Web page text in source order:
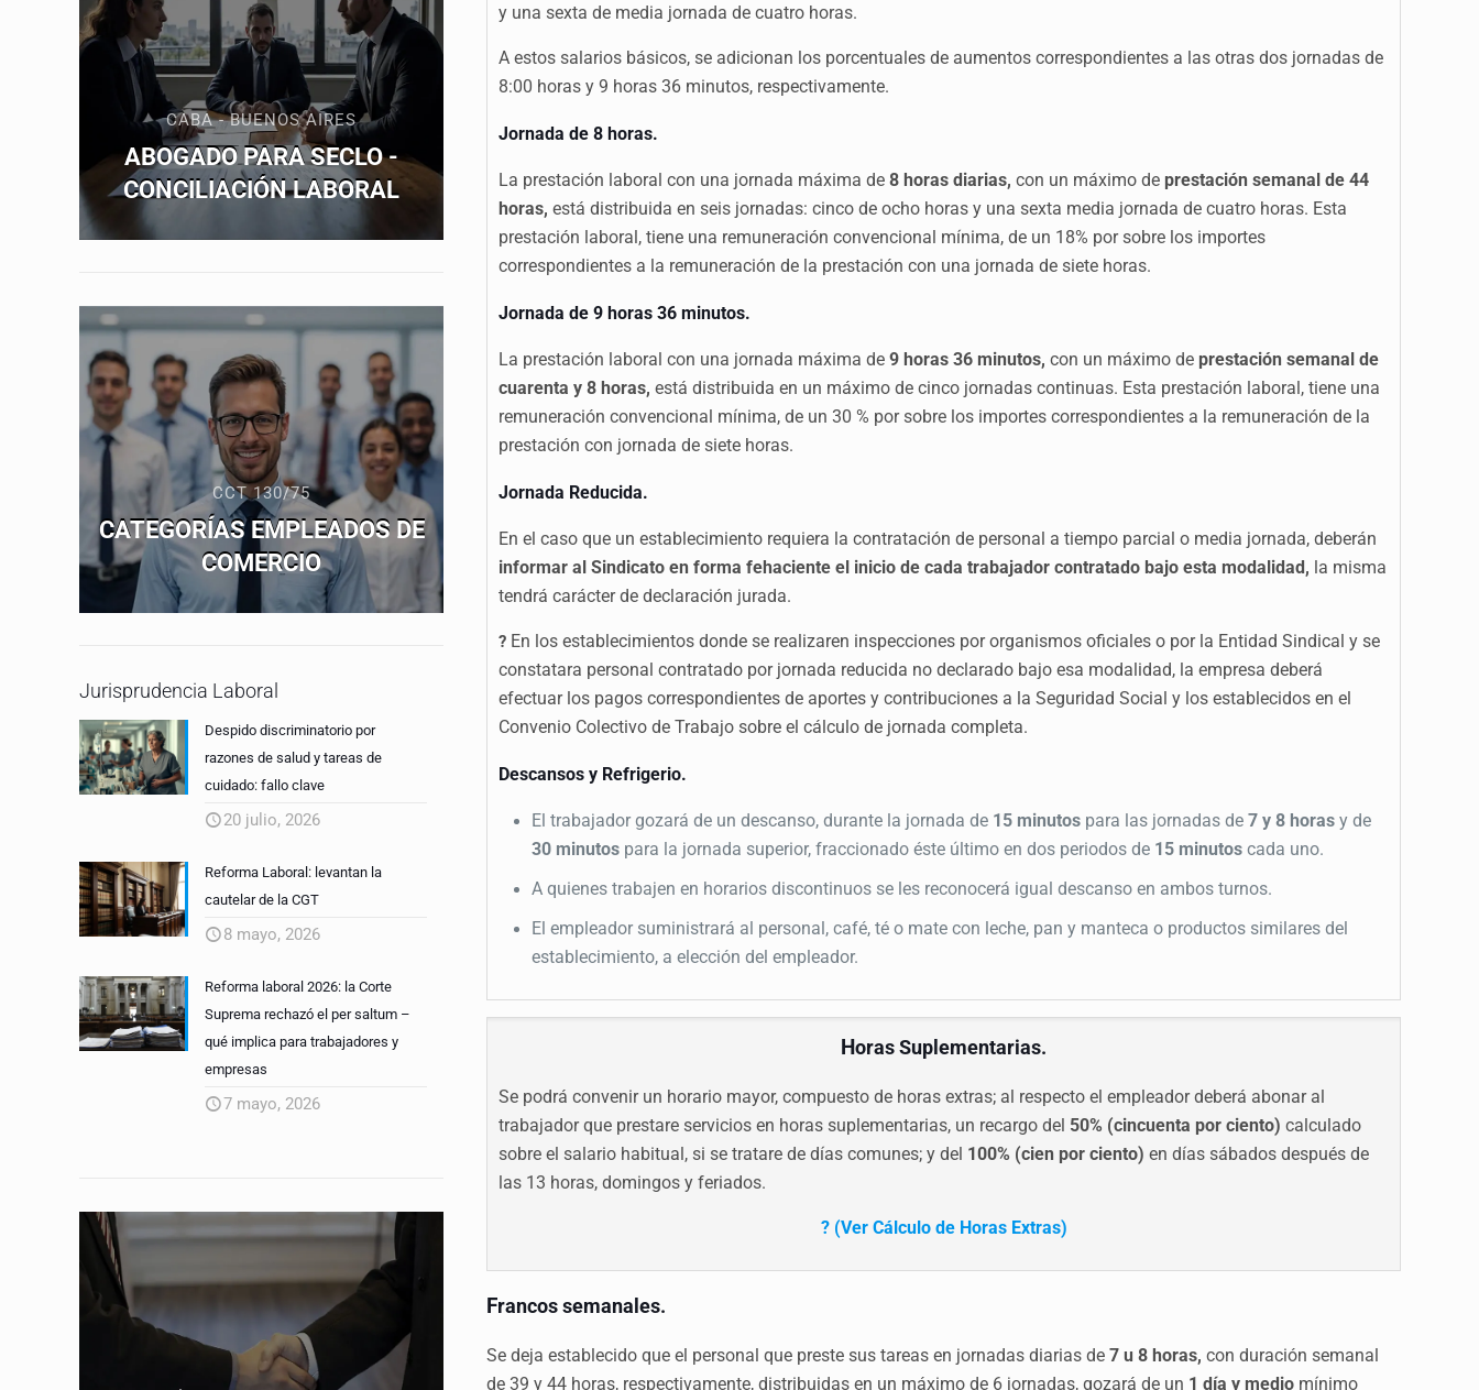
y una sexta de media jornada de cuatro horas.
A estos salarios básicos, se adicionan los porcentuales de aumentos correspondientes a las otras dos jornadas de
8:00 horas y 9 horas 36 minutos, respectivamente.
Jornada de 8 horas.
La prestación laboral con una jornada máxima de8 horas diarias, con un máximo de prestación semanal de 44
horas, está distribuida en seis jornadas: cinco de ocho horas y una sexta media jornada de cuatro horas. Esta
prestación laboral, tiene una remuneración convencional mínima, de un 18% por sobre los importes
correspondientes a la remuneración de la prestación con una jornada de siete horas.
Jornada de 9 horas 36 minutos.
La prestación laboral con una jornada máxima de9 horas 36 minutos, con un máximo de prestación semanal de
cuarenta y 8 horas, está distribuida en un máximo de cinco jornadas continuas. Esta prestación laboral, tiene una
remuneración convencional mínima, de un 30 % por sobre los importes correspondientes a la remuneración de la
prestación con jornada de siete horas.
Jornada Reducida.
En el caso que un establecimiento requiera la contratación de personal a tiempo parcial o media jornada, deberán
informar al Sindicato en forma fehaciente el inicio de cada trabajador contratado bajo esta modalidad, la misma
tendrá carácter de declaración jurada.
? En los establecimientos donde se realizaren inspecciones por organismos oficiales o por la Entidad Sindical y se
constatara personal contratado por jornada reducida no declarado bajo esa modalidad, la empresa deberá
efectuar los pagos correspondientes de aportes y contribuciones a la Seguridad Social y los establecidos en el
Convenio Colectivo de Trabajo sobre el cálculo de jornada completa.
Descansos y Refrigerio.
El trabajador gozará de un descanso, durante la jornada de 15 minutos para las jornadas de 7 y 8 horas y de
30 minutos para la jornada superior, fraccionado éste último en dos periodos de 15 minutos cada uno.
A quienes trabajen en horarios discontinuos se les reconocerá igual descanso en ambos turnos.
El empleador suministrará al personal, café, té o mate con leche, pan y manteca o productos similares del
establecimiento, a elección del empleador.
Horas Suplementarias.
Se podrá convenir un horario mayor, compuesto de horas extras; al respecto el empleador deberá abonar al
trabajador que prestare servicios en horas suplementarias, un recargo del 50% (cincuenta por ciento) calculado
sobre el salario habitual, si se tratare de días comunes; y del 100% (cien por ciento) en días sábados después de
las 13 horas, domingos y feriados.
? (Ver Cálculo de Horas Extras)
Francos semanales.
Se deja establecido que el personal que preste sus tareas en jornadas diarias de7 u 8 horas, con duración semanal
de 39 y 44 horas, respectivamente, distribuidas en un máximo de 6 jornadas, gozará de un 1 día y medio mínimo
CABA - BUENOS AIRES
ABOGADO PARA SECLO -
CONCILIACIÓN LABORAL
CCT 130/75
CATEGORÍAS EMPLEADOS DE
COMERCIO
Jurisprudencia Laboral
Despido discriminatorio por
razones de salud y tareas de
cuidado: fallo clave
20 julio, 2026
Reforma Laboral: levantan la
cautelar de la CGT
8 mayo, 2026
Reforma laboral 2026: la Corte
Suprema rechazó el per saltum –
qué implica para trabajadores y
empresas
7 mayo, 2026